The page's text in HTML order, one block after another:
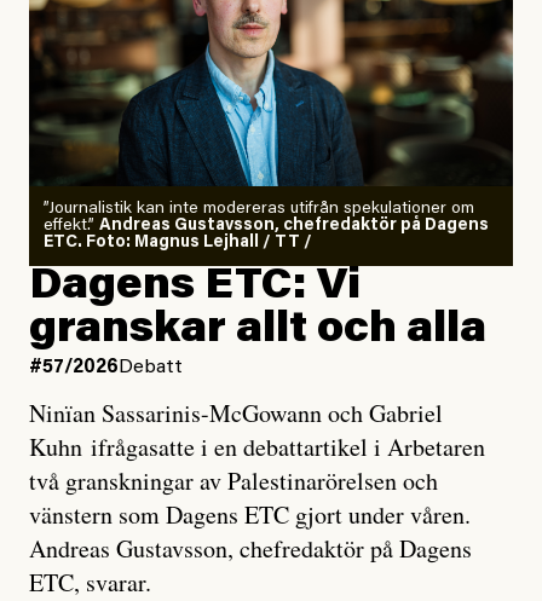
”Journalistik kan inte modereras utifrån spekulationer om
effekt.” Andreas Gustavsson, chefredaktör på Dagens
ETC. Foto: Magnus Lejhall / TT /
Dagens ETC: Vi
granskar allt och alla
#57/2026 Debatt
Ninïan Sassarinis-McGowann och Gabriel
Kuhn ifrågasatte i en debattartikel i Arbetaren
två granskningar av Palestinarörelsen och
vänstern som Dagens ETC gjort under våren.
Andreas Gustavsson, chefredaktör på Dagens
ETC, svarar.